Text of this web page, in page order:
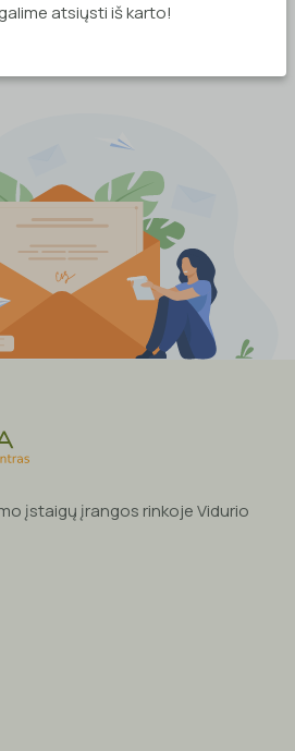
įstaigų įrangos rinkoje Vidurio
atsiųsti iš karto!